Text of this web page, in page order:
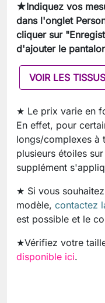
★Indiquez vos
dans l'onglet
cliquer sur
d'ajouter le
VOIR LES
★ Le prix varie en
En effet, pour
longs/complexes à
plusieurs étoiles
supplément
★ Si vous
modèle, contactez
est possible et le
★Vérifiez votre
disponible ici.